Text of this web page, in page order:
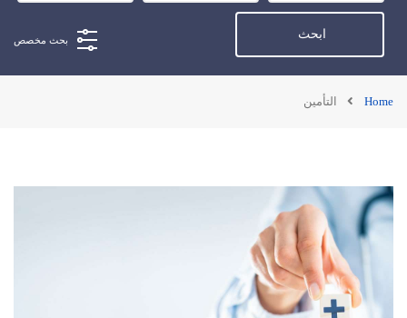
بحث مخصص
Home التأمين